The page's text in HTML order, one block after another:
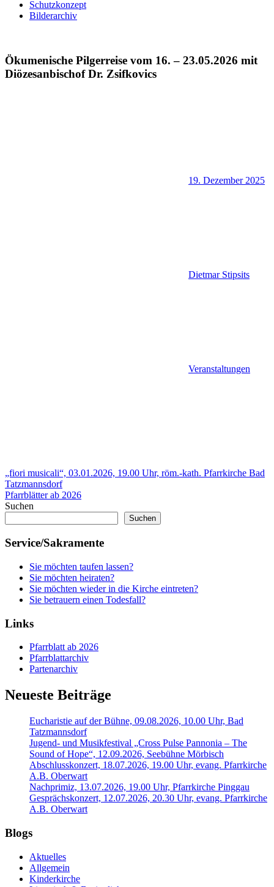
Schutzkonzept
Bilderarchiv
Ökumenische Pilgerreise vom 16. – 23.05.2026 mit
Diözesanbischof Dr. Zsifkovics
19. Dezember 2025
Dietmar Stipsits
Veranstaltungen
Bischof
ÄgidiusÖkumene
Beitragsnavigation
Vorheriger
Beitrag:
„fiori musicali“, 03.01.2026, 19.00 Uhr, röm.-kath. Pfarrkirche Bad
Tatzmannsdorf
Nächster
Beitrag:
Pfarrblätter ab 2026
Suchen
Suchen
Service/Sakramente
Sie möchten taufen lassen?
Sie möchten heiraten?
Sie möchten wieder in die Kirche eintreten?
Sie betrauern einen Todesfall?
Links
Pfarrblatt ab 2026
Pfarrblattarchiv
Partenarchiv
Neueste Beiträge
Eucharistie auf der Bühne, 09.08.2026, 10.00 Uhr, Bad
Tatzmannsdorf
Jugend- und Musikfestival „Cross Pulse Pannonia – The
Sound of Hope“, 12.09.2026, Seebühne Mörbisch
Abschlusskonzert, 18.07.2026, 19.00 Uhr, evang. Pfarrkirche
A.B. Oberwart
Nachprimiz, 13.07.2026, 19.00 Uhr, Pfarrkirche Pinggau
Gesprächskonzert, 12.07.2026, 20.30 Uhr, evang. Pfarrkirche
A.B. Oberwart
Blogs
Aktuelles
Allgemein
Kinderkirche